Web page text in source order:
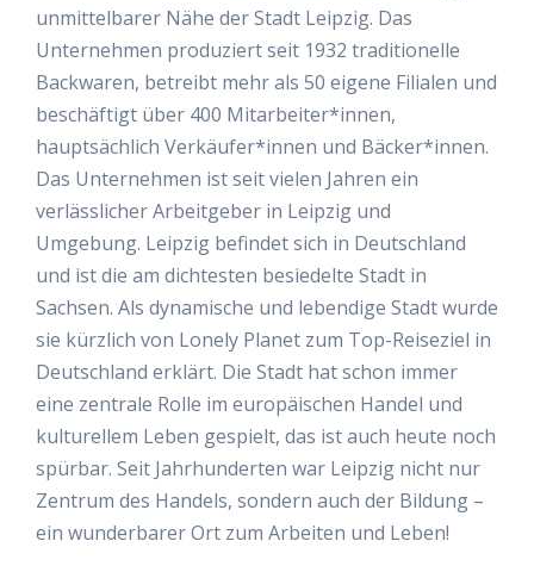
unmittelbarer Nähe der Stadt Leipzig. Das
Unternehmen produziert seit 1932 traditionelle
Backwaren, betreibt mehr als 50 eigene Filialen und
beschäftigt über 400 Mitarbeiter*innen,
hauptsächlich Verkäufer*innen und Bäcker*innen.
Das Unternehmen ist seit vielen Jahren ein
verlässlicher Arbeitgeber in Leipzig und
Umgebung. Leipzig befindet sich in Deutschland
und ist die am dichtesten besiedelte Stadt in
Sachsen. Als dynamische und lebendige Stadt wurde
sie kürzlich von Lonely Planet zum Top-Reiseziel in
Deutschland erklärt. Die Stadt hat schon immer
eine zentrale Rolle im europäischen Handel und
kulturellem Leben gespielt, das ist auch heute noch
spürbar. Seit Jahrhunderten war Leipzig nicht nur
Zentrum des Handels, sondern auch der Bildung –
ein wunderbarer Ort zum Arbeiten und Leben!